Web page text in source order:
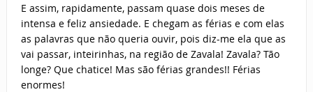
E assim, rapidamente, passam quase dois meses de
intensa e feliz ansiedade. E chegam as férias e com elas
as palavras que não queria ouvir, pois diz-me ela que as
vai passar, inteirinhas, na região de Zavala! Zavala? Tão
longe? Que chatice! Mas são férias grandes!! Férias
enormes!